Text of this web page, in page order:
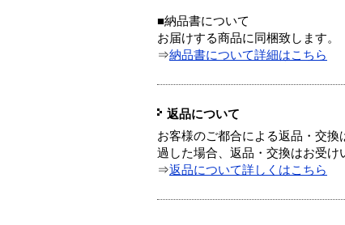
■納品書について
お届けする商品に同梱致します。
⇒納品書について詳細はこちら
返品について
お客様のご都合による返品・交
過した場合、返品・交換はお受け
⇒返品について詳しくはこちら